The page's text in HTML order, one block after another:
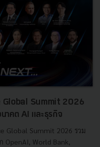
Global Summit 2026
าคต AI และธุรกิจ
Global Summit 2026 รวม
World Bank,